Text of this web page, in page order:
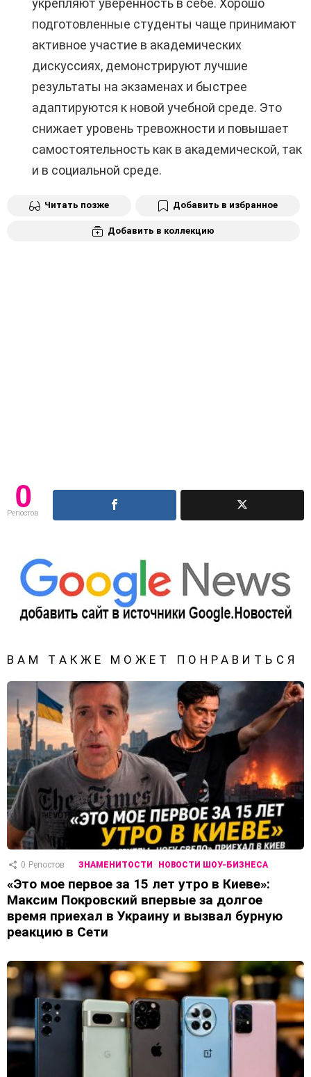
укрепляют уверенность в себе. Хорошо
подготовленные студенты чаще принимают
активное участие в академических
дискуссиях, демонстрируют лучшие
результаты на экзаменах и быстрее
адаптируются к новой учебной среде. Это
снижает уровень тревожности и повышает
самостоятельность как в академической, так
и в социальной среде.
Читать позже Добавить в избранное
Добавить в коллекцию
0
Репостов
ВАМ ТАКЖЕ МОЖЕТ ПОНРАВИТЬСЯ
0 Репостов ЗНАМЕНИТОСТИ НОВОСТИ ШОУ-БИЗНЕСА
«Это мое первое за 15 лет утро в Киеве»:
Максим Покровский впервые за долгое
время приехал в Украину и вызвал бурную
реакцию в Сети